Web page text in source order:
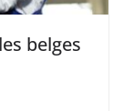
belges